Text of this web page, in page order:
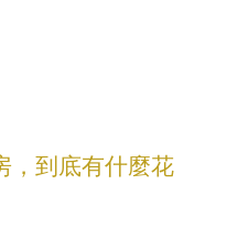
，到底有什麼花